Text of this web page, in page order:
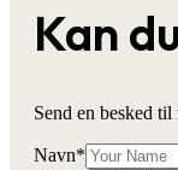
Kan
Send en besked til
Navn*